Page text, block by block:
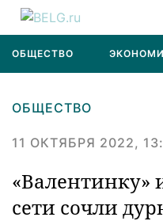
ОБЩЕСТВО
ОБЩЕСТВО
11 ОКТЯБРЯ 2022,
«Валентинку»
сети сочли